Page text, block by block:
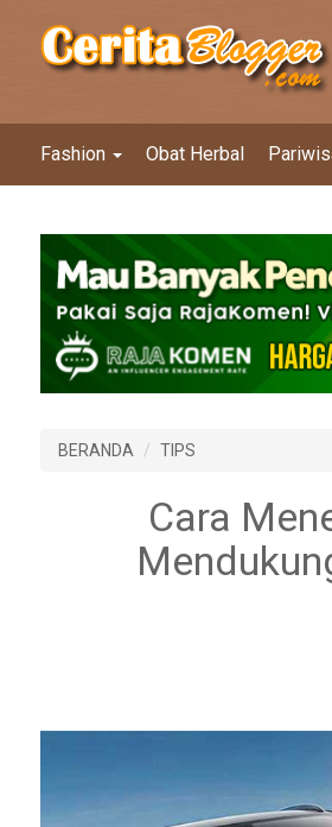
Fashion Obat Herbal
BERANDA TIPS
Cara